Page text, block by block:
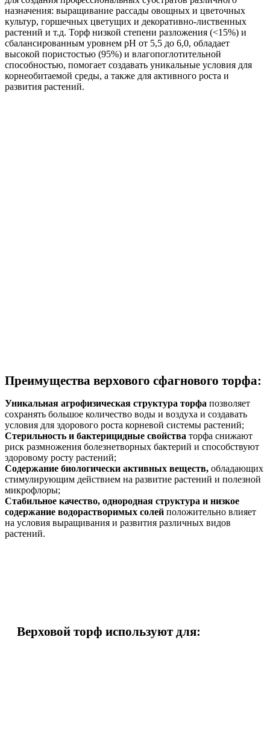
назначения: выращивание рассады овощных и цветочных
культур, горшечных цветущих и декоративно-лиственных
растений и т.д. Торф низкой степени разложения (<15%) и
сбалансированным уровнем pH от 5,5 до 6,0, обладает
высокой пористостью (95%) и влагопоглотительной
способностью, помогает создавать уникальные условия для
корнеобитаемой среды, а также для активного роста и
развития растений.
Преимущества верхового сфагнового торфа:
Уникальная агрофизическая структура торфа позволяет
сохранять большое количество воды и воздуха и создавать
условия для здорового роста корневой системы растений;
Стерильность и бактерицидные свойства торфа снижают
риск размножения болезнетворных бактерий и способствуют
здоровому росту растений;
Содержание биологически активных веществ, обладающих
стимулирующим действием на развитие растений и полезной
микрофлоры;
Стабильное качество, однородная структура и низкое
содержание водорастворимых солей положительно влияет
на условия выращивания и развития различных видов
растений.
Верховой торф используют для: